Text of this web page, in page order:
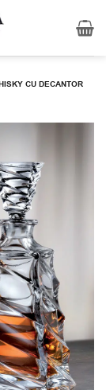
CU DECANTOR